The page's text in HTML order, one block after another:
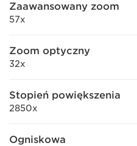
Zaawansowany zoom
57x
Zoom optyczny
32x
Stopień powiększenia
2850x
Ogniskowa